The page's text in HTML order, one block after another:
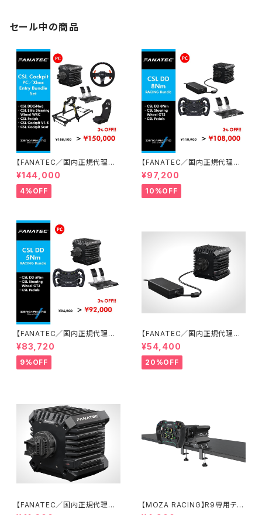
セール中の商品
【FANATEC／国内正規代理店】
CSL Cockpit PC／Xboxエン
トリーバンドルセット
¥144,000
4%OFF
【FANATEC／国内正規代理店】
CSL DD 8 Nmオリジナルレー
シングバンドルセット
¥97,200
10%OFF
【FANATEC／国内正規代理店】
CSL DD 5 Nmオリジナルレー
シングバンドルセット
¥83,720
9%OFF
【FANATEC／国内正規代理店】
CSL DD QR2 (8Nmダイレクト
ドライブモーターベース)
¥54,400
20%OFF
【FANATEC／国内正規代理店】
【MOZA RACING】R9専用テー